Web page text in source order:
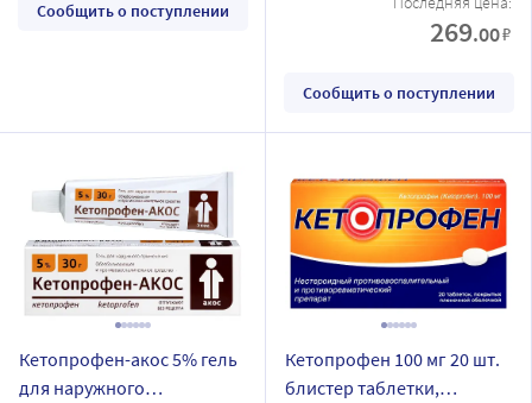
Сообщить о поступлении
269.00₽
Сообщить о поступлении
Кетопрофен-акос 5% гель
для наружного
Кетопрофен 100 мг 20 шт.
блистер таблетки,